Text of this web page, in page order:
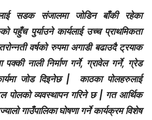
सडक संजालमा जोडिन बाँकी रहेका
पहुँच पुर्याउने कार्यलाई उच्च प्राथमिकता
वर्षको रुपमा अगाडी बढाउदै ट्रयाक
नाली निर्माण गर्ने, ग्रावेल गर्ने, ग्रेड
जोड दिइनेछ | काठका पोलहरुलाई
पोलको व्यवस्थापन गरिने छ | गत आर्थिक
गाउँपालिका घोषणा गर्ने कार्यक्रम विशेष